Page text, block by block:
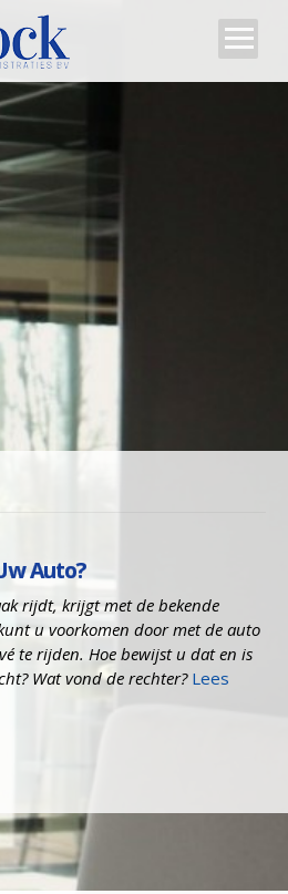
Auto?
rijdt, krijgt met de bekende
u voorkomen door met de auto
te rijden. Hoe bewijst u dat en is
Wat vond de rechter? Lees